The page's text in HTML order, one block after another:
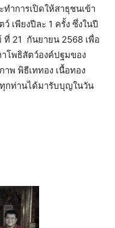
ำการเปิดให้สาธุชนเข้า
เพียงปีละ 1 ครั้ง ซึ่งในปี
ที่ 21 กันยายน 2568 เพื่อ
โพธิสัตว์องค์ปฐมของ
พ พิธีเททอง เนื้อทอง
กท่านได้มารับบุญในวัน